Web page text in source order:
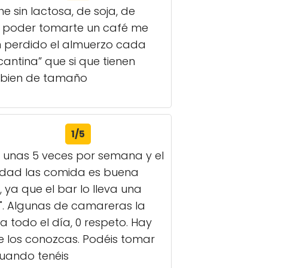
sin lactosa, de soja, de
tomarte un café me
el almuerzo cada
que si que tienen
de tamaño
1/5
5 veces por semana y el
las comida es buena
que el bar lo lleva una
Algunas de camareras la
todo el día, 0 respeto. Hay
conozcas. Podéis tomar
tenéis